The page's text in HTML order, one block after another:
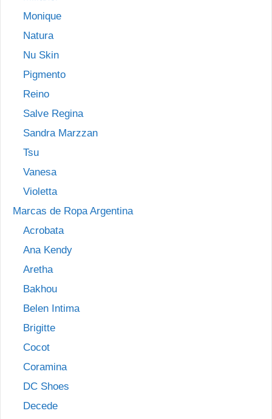
Monique
Natura
Nu Skin
Pigmento
Reino
Salve Regina
Sandra Marzzan
Tsu
Vanesa
Violetta
Marcas de Ropa Argentina
Acrobata
Ana Kendy
Aretha
Bakhou
Belen Intima
Brigitte
Cocot
Coramina
DC Shoes
Decede